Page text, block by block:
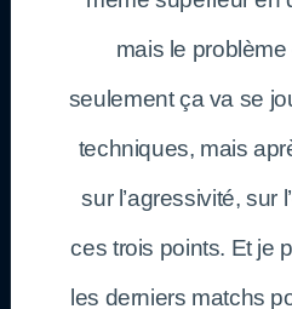
mais le problème
seulement ça va se
techniques, mais
sur l’agressivité, sur
ces trois points. Et je
les derniers matchs